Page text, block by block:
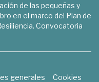
de las pequeñas y
en el marco del Plan de
Convocatoria
generales
Cookies